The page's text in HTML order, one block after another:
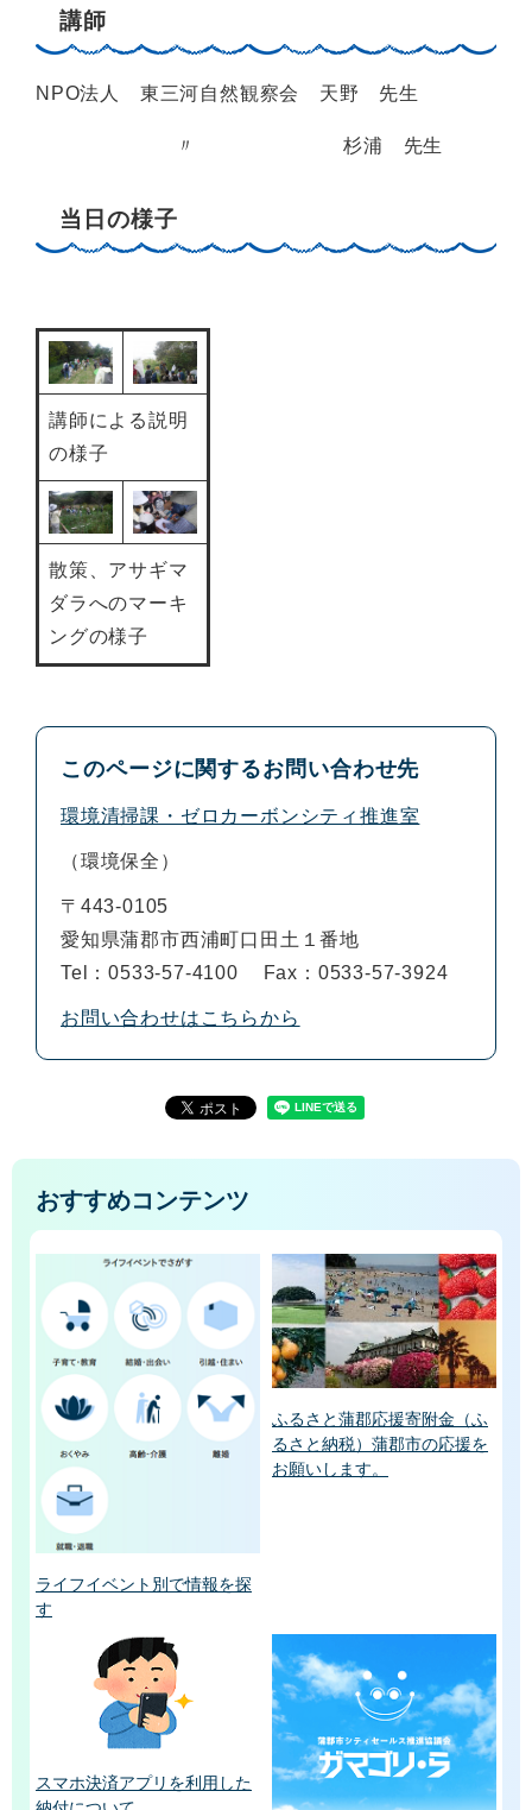
講師
NPO法人 東三河自然観察会 天野 先生
〃 杉浦 先生
当日の様子
講師による説明
の様子
散策、アサギマ
ダラへのマーキ
ングの様子
このページに関するお問い合わせ先
環境清掃課・ゼロカーボンシティ推進室
環境保全
〒443-0105
愛知県蒲郡市西浦町口田土１番地
Tel：0533-57-4100
Fax：0533-57-3924
お問い合わせはこちらから
おすすめコンテンツ
ライフイベント別で情報を探
す
ふるさと蒲郡応援寄附金（ふ
るさと納税）蒲郡市の応援を
お願いします。
スマホ決済アプリを利用した